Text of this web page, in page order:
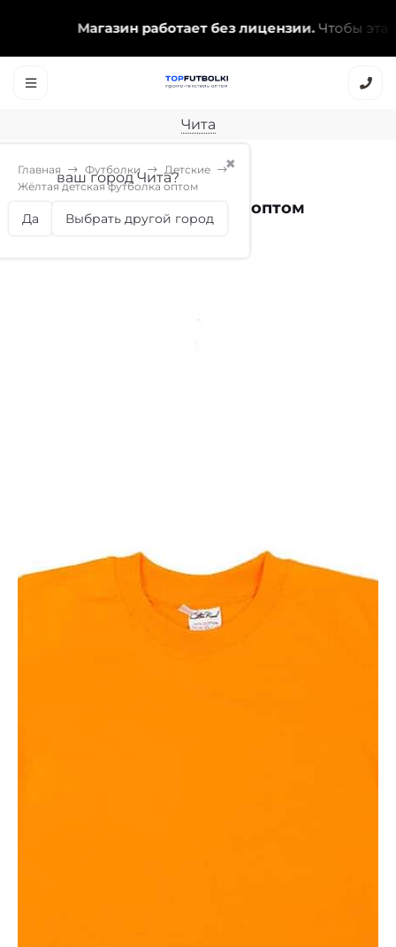
Магазин работает без лицензии.Чтобы эта
Чита
✖
ваш город Чита?
Да Выбрать другой город
Главная Футболки
Детские
Жёлтая детская футболка оптом
Жёлтая детская футболка оптом